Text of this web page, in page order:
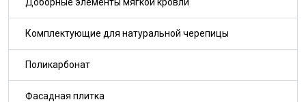
Комплектующие для натуральной черепицы
Поликарбонат
Фасадная плитка